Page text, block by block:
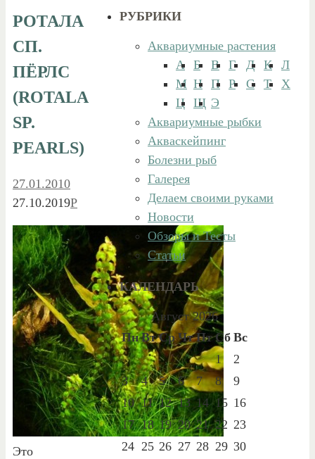
РОТАЛА
СП.
ПЁРЛС
(ROTALA
SP.
PEARLS)
27.01.2010
27.10.2019Р
Это
РУБРИКИ
Аквариумные растения
А Б В Г Д К
Л
М Н П Р С Т
Х
Ц Щ Э
Аквариумные рыбки
Акваскейпинг
Болезни рыб
Галерея
Делаем своими руками
Новости
Обзоры и Тесты
Статьи
КАЛЕНДАРЬ
Август 2026
Пн Вт Ср Чт Пт Сб Вс
1
2
3
4 5 6 7 8
9
10 11 12 13 14 15 16
17 18 19 20 21 22 23
24 25 26 27 28 29 30